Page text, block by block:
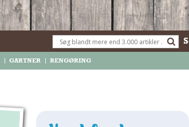
GARTNER RENGØRING